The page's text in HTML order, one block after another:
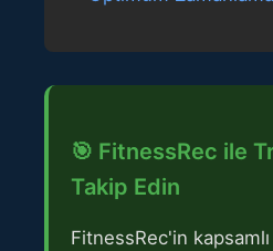
🎯 FitnessRec ile
Takip Edin
FitnessRec'in